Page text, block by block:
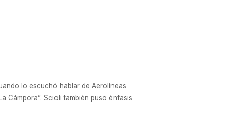
lo escuchó hablar de Aerolíneas
Cámpora”. Scioli también puso énfasis